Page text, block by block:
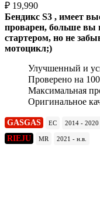
₽ 19,990
Бендикс S3 , имеет
проварен, больше вы
стартером, но не
мотоцикл;)
Улучшенный и
Проверено на
Максимальная
Оригинальное
GASGAS EC 2014 - 2020
RIEJU MR 2021 - н.в.